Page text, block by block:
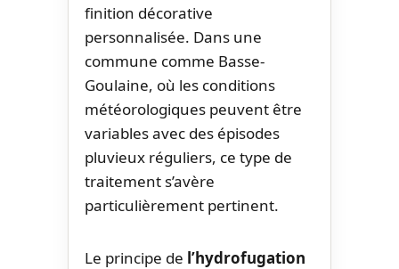
finition décorative
personnalisée. Dans une
commune comme Basse-
Goulaine, où les conditions
météorologiques peuvent être
variables avec des épisodes
pluvieux réguliers, ce type de
traitement s’avère
particulièrement pertinent.
Le principe de l’hydrofugation